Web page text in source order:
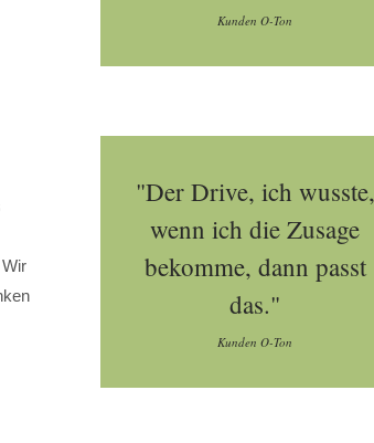
Kunden O-Ton
"Der Drive, ich wusste,
wenn ich die Zusage
bekomme, dann passt
das."
Kunden O-Ton